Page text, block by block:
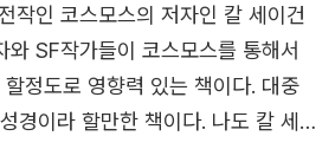
의 길을 발견하게 될 것이다. 과학
가능케 하는 수단이다. 우리가 하
는 벅찬 경험을 가능케 하는 수단이
하는 방식과 내가 이해하는 사랑의
작인 코스모스의 저자인 칼 세이건
와 SF작가들이 코스모스를 통해서
정도로 영향력 있는 책이다. 대중
경이라 할만한 책이다. 나도 칼 세이